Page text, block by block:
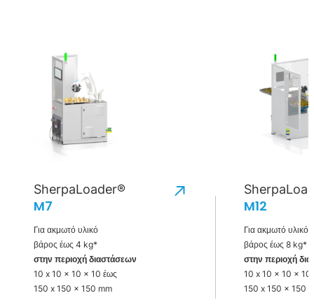
SherpaLoader®
M7
Για ακμωτό υλικό
βάρος έως 4 kg*
στην περιοχή διαστάσεων
10 x 10 x 10 x 10 έως
150 x 150 x 150 mm
M12
Για ακμωτό υλικό
βάρος έως 8 kg*
στην περιοχή
10 x 10 x 10 x 10
150 x 150 x 150